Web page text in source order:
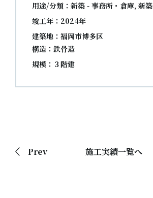
用途/分類：新築 - 事務所・倉庫, 新築
竣工年：2024年
建築地：福岡市博多区
構造：鉄骨造
規模：３階建
施工実績一覧へ
Prev